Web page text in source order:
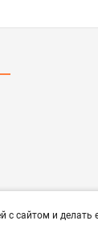
с сайтом и делать